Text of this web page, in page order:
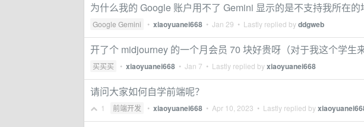
为什么我的 Google 账户用不了 Gemini 显示的是不支持我所在的
Google Gemini • xiaoyuanei668 • Jan 29 • Lastly replied byddgweb
开了个 midjourney 的一个月会员 70 块好贵呀（对于我这个学生来
买买买 • xiaoyuanei668 • Jan 7 • Lastly replied byxiaoyuanei668
请问大家如何自学前端呢？
1 前端开发 • xiaoyuanei668 • Apr 10, 2023 • Lastly replied by